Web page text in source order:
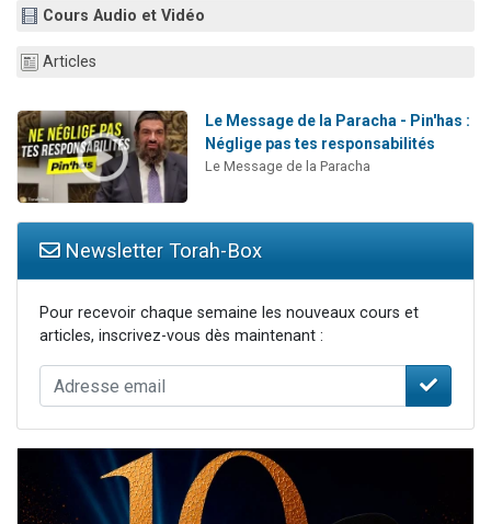
Odaya vient de donner son Maasser
2 personnes viennent de faire un don pour Tsédaka : pauvres d'Israel
Cours Audio et Vidéo
Articles
Le Message de la Paracha - Pin'has :
Néglige pas tes responsabilités
Le Message de la Paracha
Newsletter Torah-Box
Pour recevoir chaque semaine les nouveaux cours et
articles, inscrivez-vous dès maintenant :